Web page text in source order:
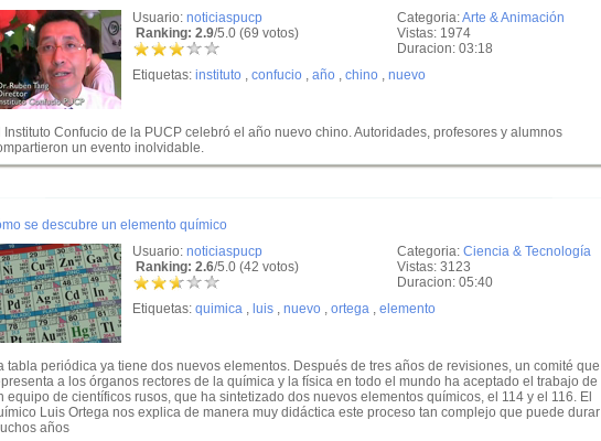
Categoria:Arte & Animación
Vistas: 1974
Duracion: 03:18
Usuario: noticiaspucp
Ranking: 2.9/5.0 (69 votos)
Etiquetas: instituto , confucio , año , chino , nuevo
Instituto Confucio de la PUCP celebró el año nuevo chino. Autoridades, profesores y alumnos
un evento inolvidable.
se descubre un elemento químico
Categoria: Ciencia & Tecnología
Vistas: 3123
Duracion: 05:40
Usuario: noticiaspucp
Ranking: 2.6/5.0 (42 votos)
Etiquetas: quimica , luis , nuevo , ortega , elemento
tabla periódica ya tiene dos nuevos elementos. Después de tres años de revisiones, un comité que
a los órganos rectores de la química y la física en todo el mundo ha aceptado el trabajo de
equipo de científicos rusos, que ha sintetizado dos nuevos elementos químicos, el 114 y el 116. El
Luis Ortega nos explica de manera muy didáctica este proceso tan complejo que puede durar
años